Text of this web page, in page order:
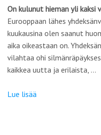
On kulunut hieman yli kaksi
Eurooppaan lähes
kuukausina olen saanut
aika oikeastaan on.
vilahtaa ohi
kaikkea uutta ja erilaista, …
Lue lisää